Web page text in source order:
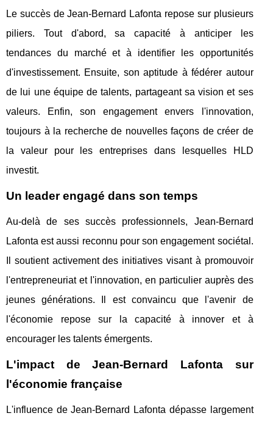
Le succès de Jean-Bernard Lafonta repose sur plusieurs
piliers. Tout d'abord, sa capacité à anticiper les
tendances du marché et à identifier les opportunités
d'investissement. Ensuite, son aptitude à fédérer autour
de lui une équipe de talents, partageant sa vision et ses
valeurs. Enfin, son engagement envers l'innovation,
toujours à la recherche de nouvelles façons de créer de
la valeur pour les entreprises dans lesquelles HLD
investit.
Un leader engagé dans son temps
Au-delà de ses succès professionnels, Jean-Bernard
Lafonta est aussi reconnu pour son engagement sociétal.
Il soutient activement des initiatives visant à promouvoir
l'entrepreneuriat et l'innovation, en particulier auprès des
jeunes générations. Il est convaincu que l'avenir de
l'économie repose sur la capacité à innover et à
encourager les talents émergents.
L'impact de Jean-Bernard Lafonta sur
l'économie française
L'influence de Jean-Bernard Lafonta dépasse largement